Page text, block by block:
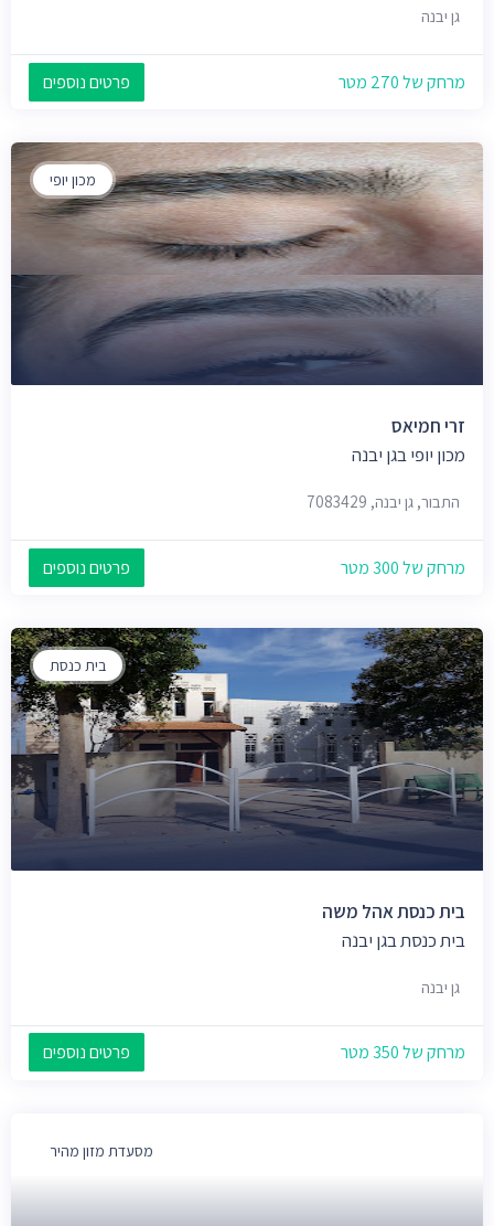
גן יבנה
מרחק של 270 מטר פרטים נוספים
מכון יופי
זרי חמיאס
מכון יופי בגן יבנה
התבור, גן יבנה, 7083429
מרחק של 300 מטר פרטים נוספים
בית כנסת
בית כנסת אהל משה
בית כנסת בגן יבנה
גן יבנה
מרחק של 350 מטר פרטים נוספים
מסעדת מזון מהיר